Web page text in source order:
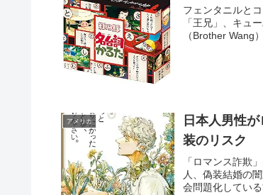
フェンタニルと
「王兄」、キュ
（Brother Wang
アメリカ
日本人男性
装のリスク
「ロマンス詐欺
人、偽装結婚の
会問題化してい